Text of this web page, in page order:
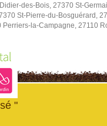
des-Bois, 27370 St-
St-Pierre-du-Bosguérard,
la-Campagne, 27110
"